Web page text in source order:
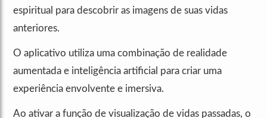
espiritual para descobrir as imagens de suas vidas
anteriores.
O aplicativo utiliza uma combinação de realidade
aumentada e inteligência artificial para criar uma
experiência envolvente e imersiva.
Ao ativar a função de visualização de vidas passadas, o